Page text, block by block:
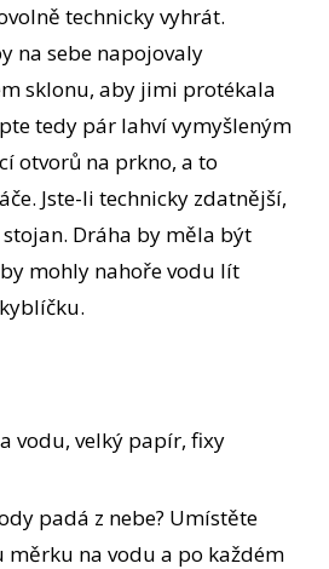
technicky vyhrát.
na sebe napojovaly
sklonu, aby jimi protékala
tedy pár lahví vymyšleným
otvorů na prkno, a to
Jste-li technicky zdatnější,
Dráha by měla být
mohly nahoře vodu lít
vodu, velký papír, fixy
padá z nebe? Umístěte
měrku na vodu a po každém